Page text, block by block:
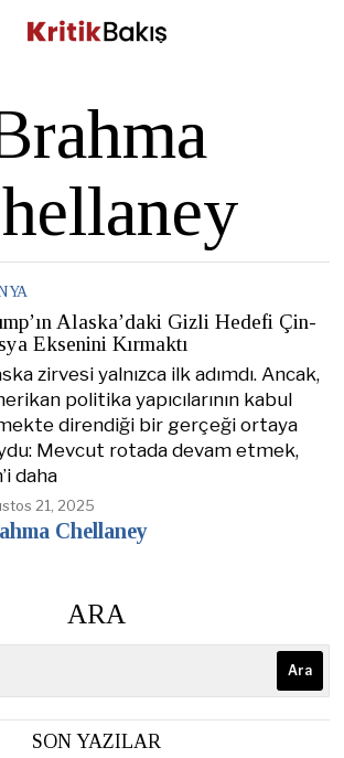
Alaska’daki Gizli Hedefi Çin-
Eksenini Kırmaktı
zirvesi yalnızca ilk adımdı. Ancak,
politika yapıcılarının kabul
direndiği bir gerçeği ortaya
Mevcut rotada devam etmek,
daha
21, 2025
Chellaney
ARA
Ara
SON YAZILAR